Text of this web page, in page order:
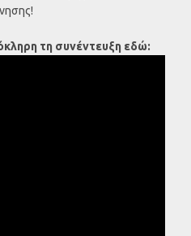
τη συνέντευξη εδώ: